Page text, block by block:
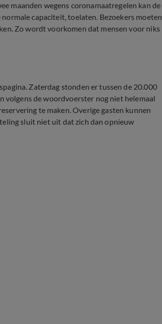
maanden wegens coronamaatregelen kan de
capaciteit, toelaten. Bezoekers moeten
Zo wordt voorkomen dat mensen voor niks
Zaterdag stonden er tussen de 20.000
volgens de woordvoerster nog niet helemaal
te maken. Overige gasten kunnen
sluit niet uit dat zich dan opnieuw